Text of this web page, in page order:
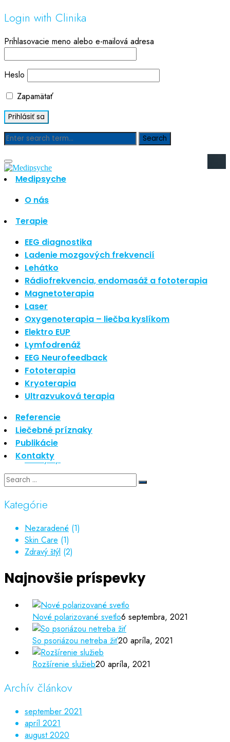
Login with Clinika
Prihlasovacie meno alebo e-mailová adresa
Heslo
Zapamätať
Medipsyche
O nás
Terapie
EEG diagnostika
Ladenie mozgových frekvencií
Lehátko
Rádiofrekvencia, endomasáž a fototerapia
Magnetoterapia
Laser
Oxygenoterapia – liečba kyslíkom
Elektro EUP
Lymfodrenáž
EEG Neurofeedback
Fototerapia
Kryoterapia
Ultrazvuková terapia
Referencie
Liečebné príznaky
Publikácie
Kontakty
Blog
Hľadať
Najnovšie články
Nové polarizované svetlo
So psoriázou netreba žiť
Rozšírenie služieb
Hudba a vývoj mozgu
Najnovšie komentáre
Žiadne komentáre na zobrazenie.
Archív
september 2021
apríl 2021
august 2020
Kategórie
Nezaradené
Skin Care
Zdravý štýl
Kategórie
Nezaradené (1)
Skin Care (1)
Zdravý štýl (2)
Najnovšie príspevky
Nové polarizované svetlo6 septembra, 2021
So psoriázou netreba žiť20 apríla, 2021
Rozšírenie služieb20 apríla, 2021
Archív článkov
september 2021
apríl 2021
august 2020